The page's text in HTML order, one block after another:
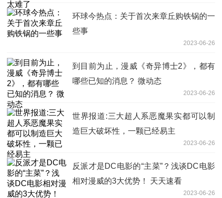
环球今热点：关于首次来章丘购铁锅的一
些事
2023-06-26
到目前为止，漫威《奇异博士2》，都有
哪些已知的消息？ 微动态
2023-06-26
世界报道:三大超人系恶魔果实都可以制
造巨大破坏性，一颗已经易主
2023-06-26
反派才是DC电影的“主菜”？浅谈DC电影
相对漫威的3大优势！ 天天速看
2023-06-26